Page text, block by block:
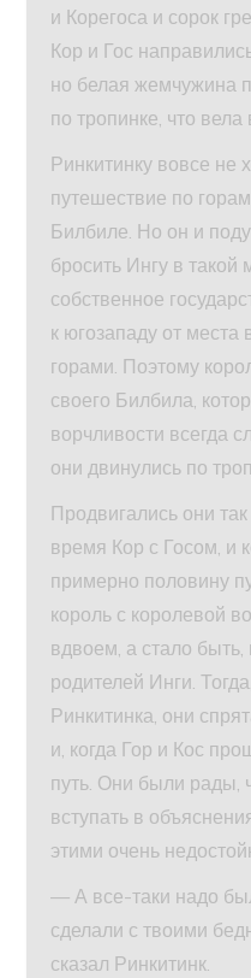
и Корегоса и сорок
Кор и Гос
но белая жемчужина
по тропинке, что
Ринкитинку вовсе не
путешествие по
Билбиле. Но он и
бросить Ингу в такой
собственное
к югозападу от
горами. Поэтому
своего Билбила,
ворчливости всегда
они двинулись по
Продвигались они
время Кор с Госом, и
примерно половину
король с королевой
вдвоем, а стало быть,
родителей Инги.
Ринкитинка, они
и, когда Гор и Кос
путь. Они были рады,
вступать в
этими очень
— А все-таки надо
сделали с твоими
сказал Ринкитинк.